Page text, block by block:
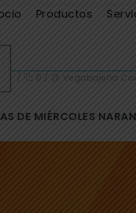
Productos
/ 0 / Vegabajeña
DE MIÉRCOLES